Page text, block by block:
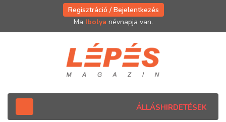
Regisztráció / Bejelentkezés
Ma Ibolya névnapja van.
ÁLLÁSHIRDETÉSEK